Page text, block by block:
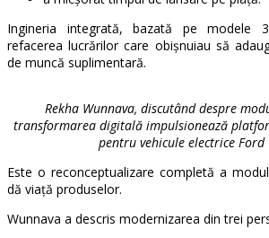
Ingineria integrată, bazată pe modele
refacerea lucrărilor care obișnuiau să
de muncă suplimentară.
Rekha Wunnava, discutând despre
transformarea digitală impulsionează
pentru vehicule electrice Ford
Este o reconceptualizare completă a
dă viață produselor.
Wunnava a descris modernizarea din trei